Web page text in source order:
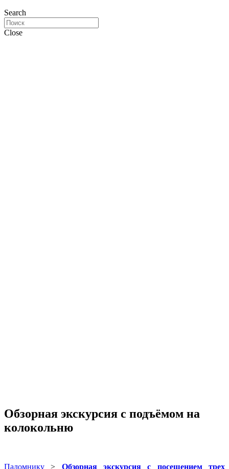
Search
Close
Обзорная экскурсия с подъёмом на
колокольню
Паломнику > Обзорная экскурсия с посещением трех